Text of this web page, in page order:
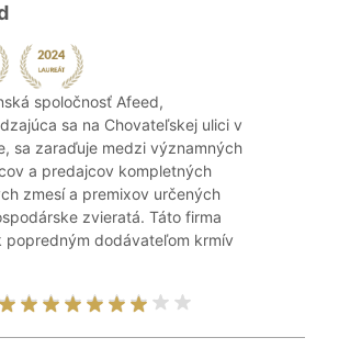
spoločnosť Afeed,
sa na Chovateľskej ulici v
sa zaraďuje medzi významných
a predajcov kompletných
zmesí a premixov určených
zvieratá. Táto firma
popredným dodávateľom krmív